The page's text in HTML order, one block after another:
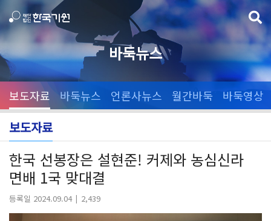
바둑뉴스
보도자료 바둑뉴스 언론사뉴스 월간바둑 바둑영상
보도자료
한국 선봉장은 설현준! 커제와 농심신라
면배 1국 맞대결
등록일 2024.09.04 2,439